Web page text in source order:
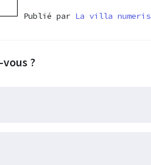
Publié par La villa numeris
?